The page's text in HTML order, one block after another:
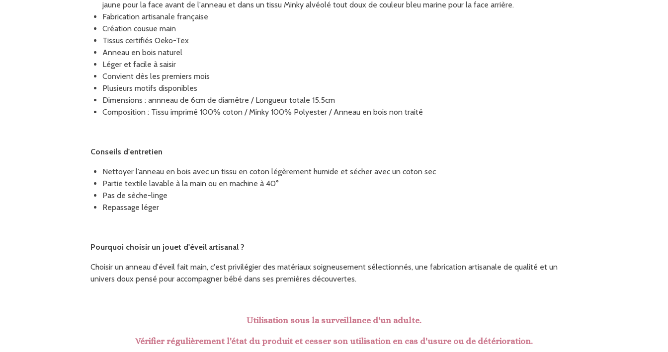
jaune pour la face avant de l'anneau et dans un tissu Minky alvéolé tout doux de couleur bleu marine pour la face arrière.
Fabrication artisanale française
Création cousue main
Tissus certifiés Oeko-Tex
Anneau en bois naturel
Léger et facile à saisir
Convient dès les premiers mois
Plusieurs motifs disponibles
Dimensions : annneau de 6cm de diamêtre / Longueur totale 15.5cm
Composition : Tissu imprimé 100% coton / Minky 100% Polyester / Anneau en bois non traité
Conseils d'entretien
Nettoyer l’anneau en bois avec un tissu en coton légèrement humide et sécher avec un coton sec
Partie textile lavable à la main ou en machine à 40°
Pas de sèche-linge
Repassage léger
Pourquoi choisir un jouet d'éveil artisanal ?
Choisir un anneau d'éveil fait main, c'est privilégier des matériaux soigneusement sélectionnés, une fabrication artisanale de qualité et un
univers doux pensé pour accompagner bébé dans ses premières découvertes.
Utilisation sous la surveillance d'un adulte.
Vérifier régulièrement l'état du produit et cesser son utilisation en cas d'usure ou de détérioration.